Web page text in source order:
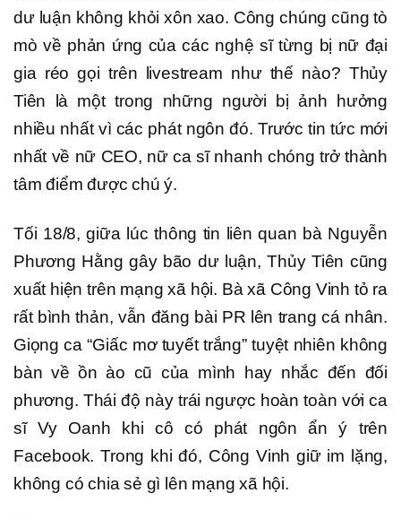
dư luận không khỏi xôn xao. Công chúng cũng tò
mò về phản ứng của các nghệ sĩ từng bị nữ đại
gia réo gọi trên livestream như thế nào? Thủy
Tiên là một trong những người bị ảnh hưởng
nhiều nhất vì các phát ngôn đó. Trước tin tức mới
nhất về nữ CEO, nữ ca sĩ nhanh chóng trở thành
tâm điểm được chú ý.
Tối 18/8, giữa lúc thông tin liên quan bà Nguyễn
Phương Hằng gây bão dư luận, Thủy Tiên cũng
xuất hiện trên mạng xã hội. Bà xã Công Vinh tỏ ra
rất bình thản, vẫn đăng bài PR lên trang cá nhân.
Giọng ca “Giấc mơ tuyết trắng” tuyệt nhiên không
bàn về ồn ào cũ của mình hay nhắc đến đối
phương. Thái độ này trái ngược hoàn toàn với ca
sĩ Vy Oanh khi cô có phát ngôn ẩn ý trên
Facebook. Trong khi đó, Công Vinh giữ im lặng,
không có chia sẻ gì lên mạng xã hội.